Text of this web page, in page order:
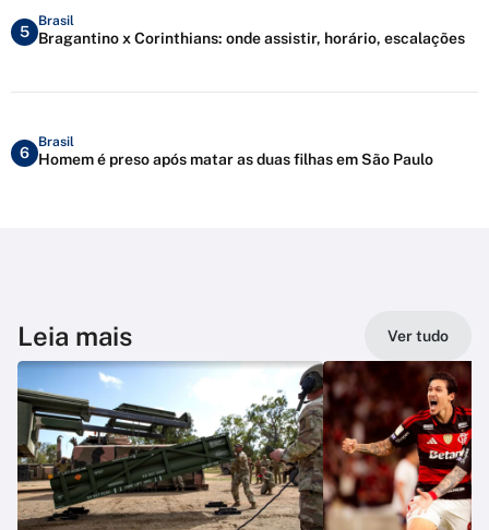
5
Brasil
Bragantino x Corinthians: onde assistir, horário, escalações
6
Brasil
Homem é preso após matar as duas filhas em São Paulo
Leia mais Ver tudo